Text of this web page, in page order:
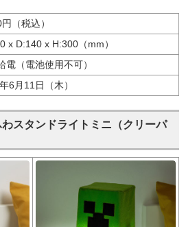
（税込）
x D:140 x H:300（mm）
電（電池使用不可）
6月11日（木）
スタンドライトミニ（クリーパ